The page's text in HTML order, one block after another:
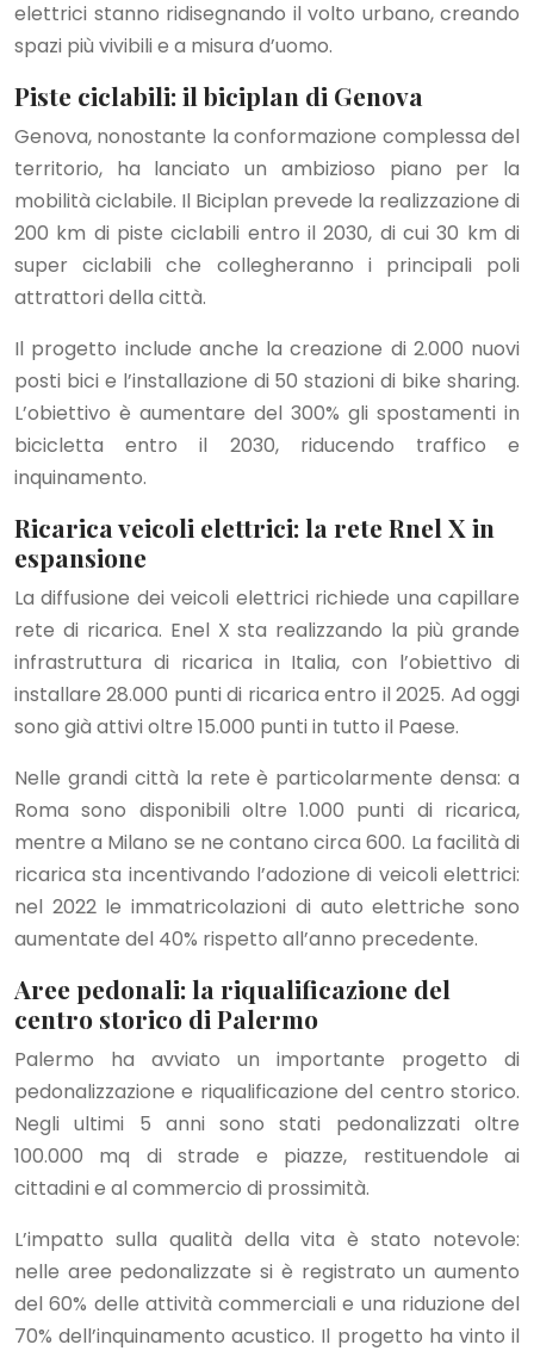
elettrici stanno ridisegnando il volto urbano, creando
spazi più vivibili e a misura d’uomo.
Piste ciclabili: il biciplan di Genova
Genova, nonostante la conformazione complessa del
territorio, ha lanciato un ambizioso piano per la
mobilità ciclabile. Il Biciplan prevede la realizzazione di
200 km di piste ciclabili entro il 2030, di cui 30 km di
super ciclabili che collegheranno i principali poli
attrattori della città.
Il progetto include anche la creazione di 2.000 nuovi
posti bici e l’installazione di 50 stazioni di bike sharing.
L’obiettivo è aumentare del 300% gli spostamenti in
bicicletta entro il 2030, riducendo traffico e
inquinamento.
Ricarica veicoli elettrici: la rete Rnel X in
espansione
La diffusione dei veicoli elettrici richiede una capillare
rete di ricarica. Enel X sta realizzando la più grande
infrastruttura di ricarica in Italia, con l’obiettivo di
installare 28.000 punti di ricarica entro il 2025. Ad oggi
sono già attivi oltre 15.000 punti in tutto il Paese.
Nelle grandi città la rete è particolarmente densa: a
Roma sono disponibili oltre 1.000 punti di ricarica,
mentre a Milano se ne contano circa 600. La facilità di
ricarica sta incentivando l’adozione di veicoli elettrici:
nel 2022 le immatricolazioni di auto elettriche sono
aumentate del 40% rispetto all’anno precedente.
Aree pedonali: la riqualificazione del
centro storico di Palermo
Palermo ha avviato un importante progetto di
pedonalizzazione e riqualificazione del centro storico.
Negli ultimi 5 anni sono stati pedonalizzati oltre
100.000 mq di strade e piazze, restituendole ai
cittadini e al commercio di prossimità.
L’impatto sulla qualità della vita è stato notevole:
nelle aree pedonalizzate si è registrato un aumento
del 60% delle attività commerciali e una riduzione del
70% dell’inquinamento acustico. Il progetto ha vinto il